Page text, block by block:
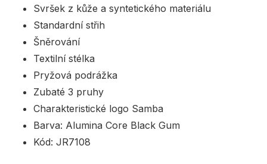
Svršek z kůže a syntetického materiálu
Standardní střih
Šněrování
Textilní stélka
Pryžová podrážka
Zubaté 3 pruhy
Charakteristické logo Samba
Barva: Alumina Core Black Gum
Kód: JR7108